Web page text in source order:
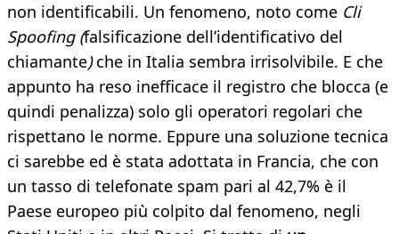
non identificabili. Un fenomeno, noto come Cli
Spoofing (falsificazione dell’identificativo del
chiamante)che in Italia sembra irrisolvibile. E che
appunto ha reso inefficace il registro che blocca (e
quindi penalizza) solo gli operatori regolari che
rispettano le norme. Eppure una soluzione tecnica
ci sarebbe ed è stata adottata in Francia, che con
un tasso di telefonate spam pari al 42,7% è il
Paese europeo più colpito dal fenomeno, negli